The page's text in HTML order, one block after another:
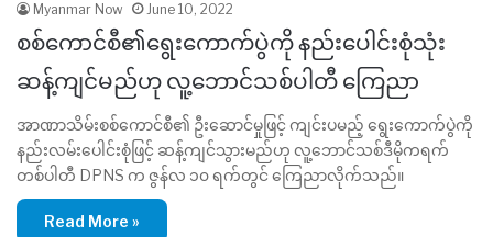
Myanmar Now June 10, 2022
စစ်ကောင်စီ၏ရွေးကောက်ပွဲကို နည်းပေါင်းစုံသုံး
ဆန့်ကျင်မည်ဟု လူ့ဘောင်သစ်ပါတီ ကြေညာ
အာဏာသိမ်းစစ်ကောင်စီ၏ ဦးဆောင်မှုဖြင့် ကျင်းပမည့် ရွေးကောက်ပွဲကို
နည်းလမ်းပေါင်းစုံဖြင့် ဆန့်ကျင်သွားမည်ဟု လူ့ဘောင်သစ်ဒီမိုကရက်
တစ်ပါတီ DPNS က ဇွန်လ ၁၀ ရက်တွင် ကြေညာလိုက်သည်။
Read More »